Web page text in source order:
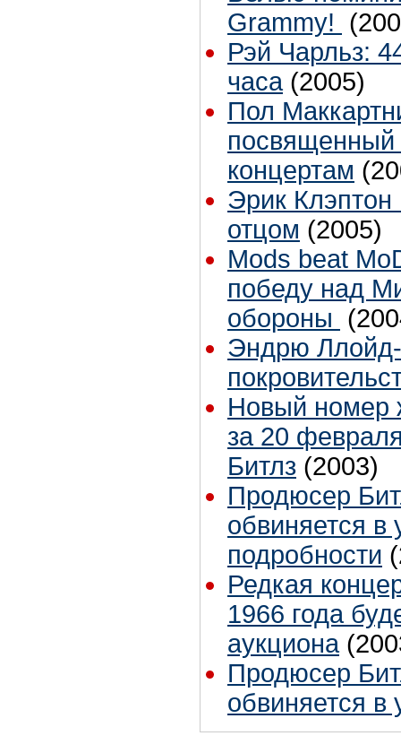
Grammy!
Рэй Чарльз:
часа (2005)
Пол
посвященный
концертам
Эрик Клэптон
отцом (2005)
Mods beat
победу над
обороны
Эндрю
Новый номер
за 20
Битлз (2003)
Продюсер
обвиняется в
подробности
Редкая
1966 года
аукциона
Продюсер
обвиняется в